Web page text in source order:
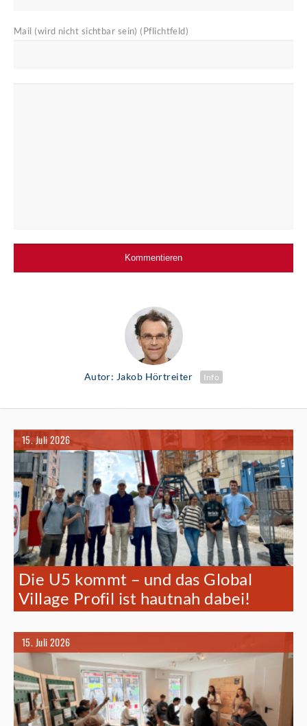
Mail (wird nicht sichtbar sein) (Pflichtfeld)
Autor: Jakob Hörtreiter Info
15. Juli 2026
Die U5 kommt – und das Global
Village Profil ist hautnah dabei!
15. Juli 2026